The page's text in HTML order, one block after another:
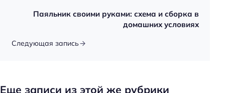
Паяльник своими руками: схема и сборка в
домашних условиях
Следующая запись
Еще записи из этой же рубрики